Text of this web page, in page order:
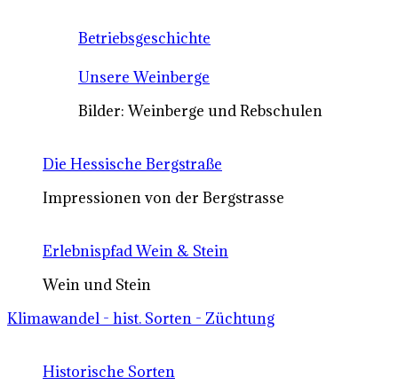
Betriebsgeschichte
Unsere Weinberge
Bilder: Weinberge und Rebschulen
Die Hessische Bergstraße
Impressionen von der Bergstrasse
Erlebnispfad Wein & Stein
Wein und Stein
Klimawandel - hist. Sorten - Züchtung
Historische Sorten